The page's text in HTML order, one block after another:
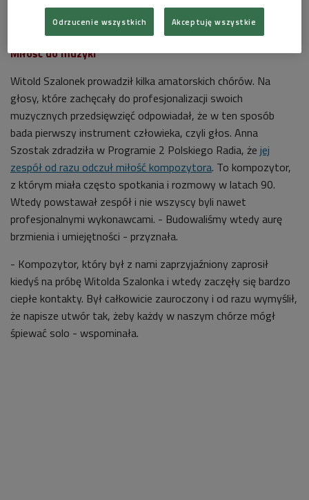
Miłość do muzyki
Witold Szalonek prowadził kilka amatorskich chórów. Na
głosy, które zachęcały do profesjonalizacji swoich
muzycznych przedsięwzięć odpowiadał, że w ten sposób
bada pierwszy instrument człowieka, czyli głos. Anna
Szostak zdradziła w Programie 2 Polskiego Radia, że jej
zespół od razu odczuł miłość kompozytora. To kompozytor,
z którym miała często spotkania i rozmowy w latach 90.
Wtedy powstawał zespół i nie wszyscy byli nawet
profesjonalnymi wykonawcami. - Budowaliśmy wtedy aurę
brzmienia i umiejętności - przyznała.
- Kompozytor, który był z nami zaprzyjaźniony zaprosił
kiedyś na próbę Witolda Szalonka i wtedy zaczęły się bardzo
ciepłe kontakty. Był całkowicie zauroczony i od razu wymyślił,
że napisze utwór tak, żeby każdy w naszym chórze mógł
śpiewać solo - wspominała.
Odrzucenie wszystkich Akceptuję wszystkie